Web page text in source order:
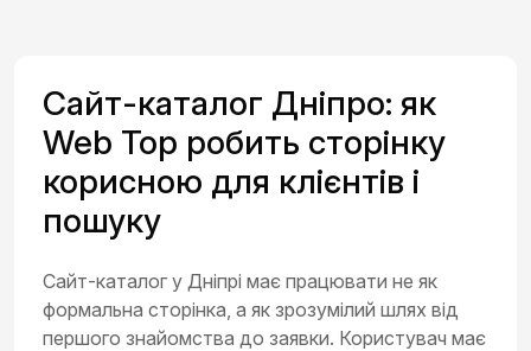
Сайт-каталог Дніпро: як
Web Top робить сторінку
корисною для клієнтів і
пошуку
Сайт-каталог у Дніпрі має працювати не як
формальна сторінка, а як зрозумілий шлях від
першого знайомства до заявки. Користувач має